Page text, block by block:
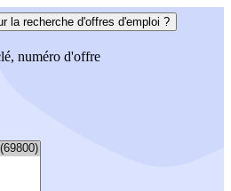
la recherche d'offres d'emploi ?
numéro d'offre